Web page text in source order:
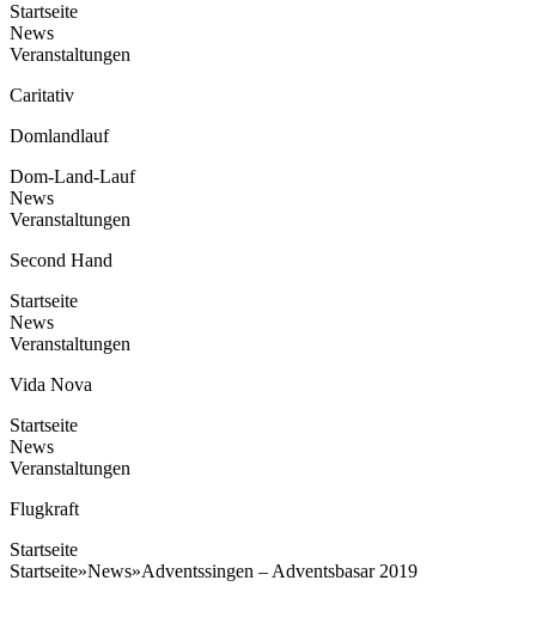
Startseite
News
Veranstaltungen
Caritativ
Domlandlauf
Dom-Land-Lauf
News
Veranstaltungen
Second Hand
Startseite
News
Veranstaltungen
Vida Nova
Startseite
News
Veranstaltungen
Flugkraft
Startseite
Startseite»News»Adventssingen – Adventsbasar 2019